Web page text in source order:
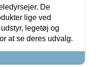
De
lige ved
legetøj og
at se deres udvalg.